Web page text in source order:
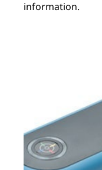
information.